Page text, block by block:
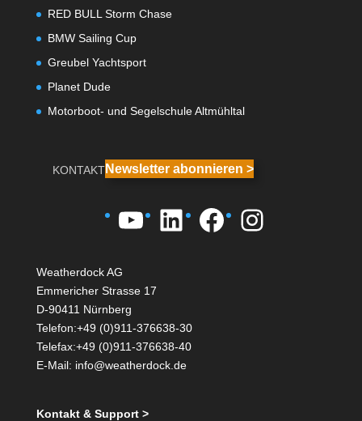
RED BULL Storm Chase
BMW Sailing Cup
Greubel Yachtsport
Planet Dude
Motorboot- und Segelschule Altmühltal
KONTAKTNewsletter abonnieren >
YouTube
LinkedIn
Facebook
Weatherdock AG
Emmericher Strasse 17
D-90411 Nürnberg
Telefon:+49 (0)911-376638-30
Telefax:+49 (0)911-376638-40
E-Mail: info@weatherdock.de
Kontakt & Support >